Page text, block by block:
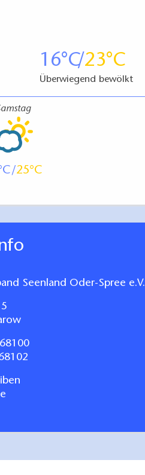
16 23
Überwiegend bewölkt
25
ansehen/bestellen
Seenland Oder-Spree e.V.